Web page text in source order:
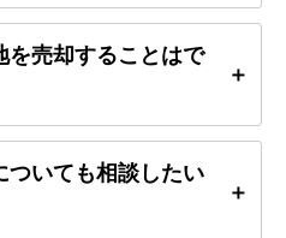
を売却することはで
ついても相談したい